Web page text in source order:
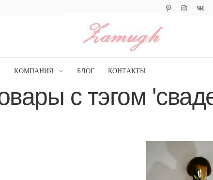
КОМПАНИЯ БЛОГ КОНТАКТЫ
с тэгом